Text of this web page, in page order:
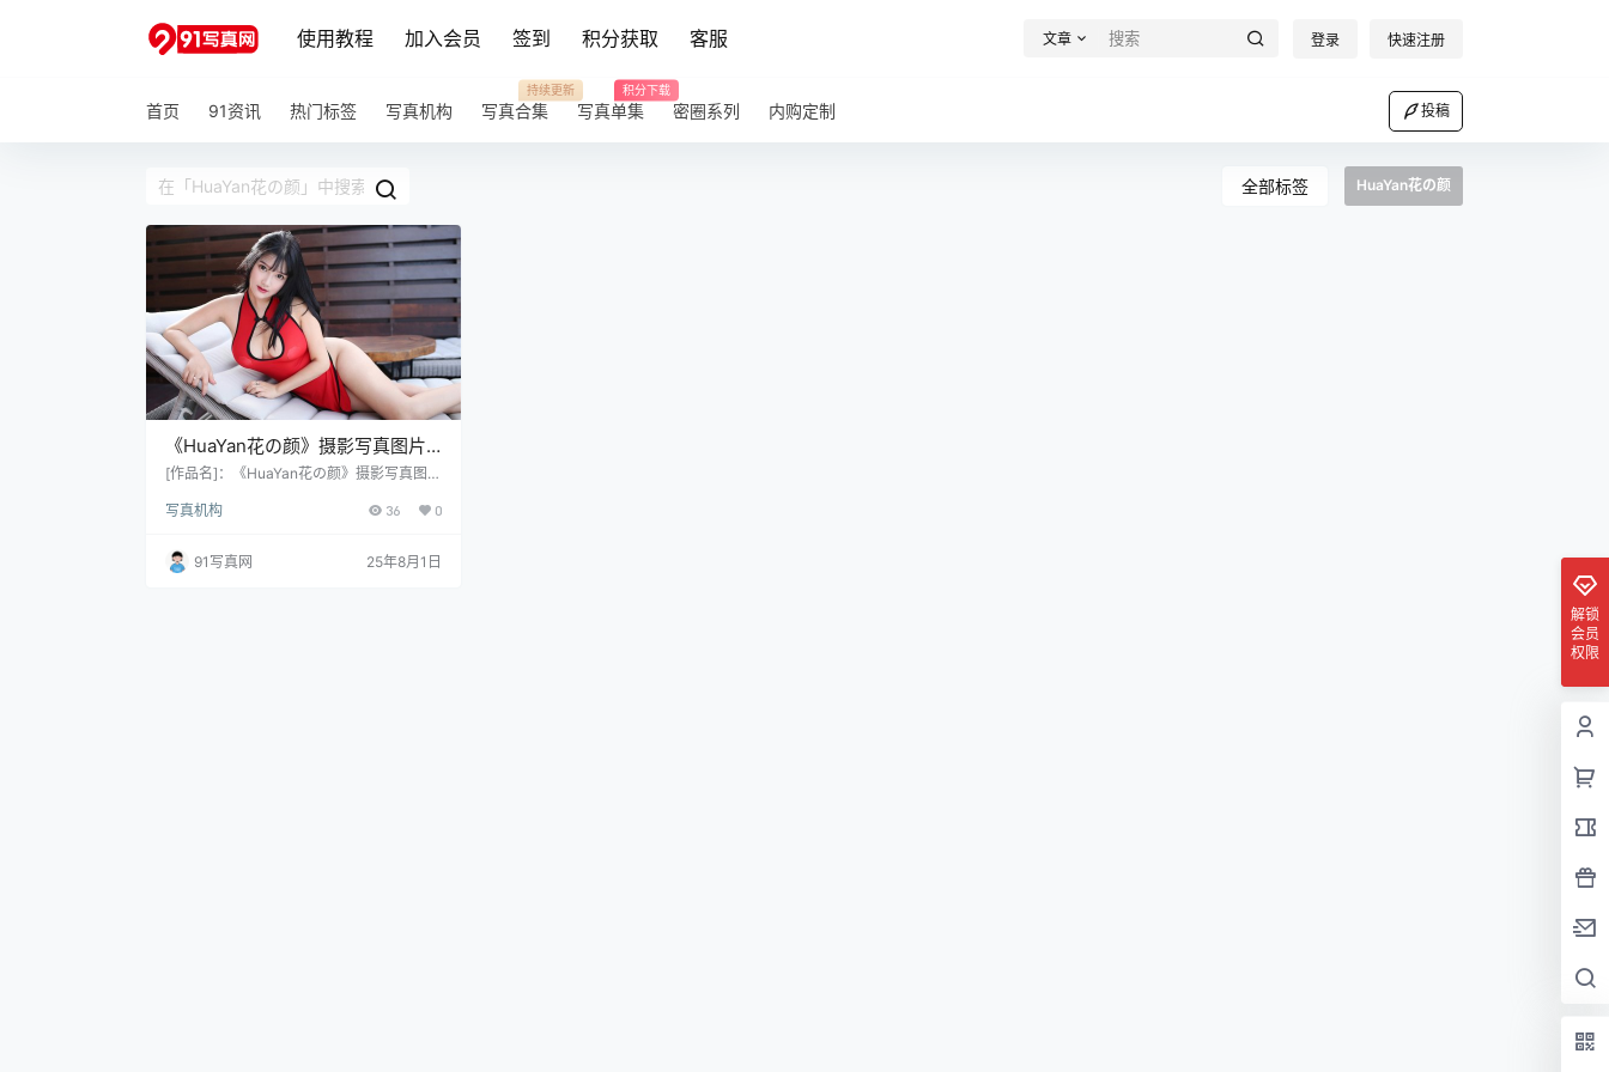
使用教程 加入会员 签到 积分获取 客服 文章 登录 快速注册
首页 91资讯 热门标签 写真机构 写真合集
持续更新
写真单集
积分下载
密圈系列 内购定制 投稿
全部标签 HuaYan花の颜
《HuaYan花の颜》摄影写真图片
合集
[作品名]：《HuaYan花の颜》摄影写真图片
[作品说明]：预览图压缩了 原图无压缩 无本
缩 建议使用7z软件解压 [下载方式]：度盘
储存 请勿在线解压 链接失效请留言
写真机构 36 0
91写真网 25年8月1日
解锁
会员
权限